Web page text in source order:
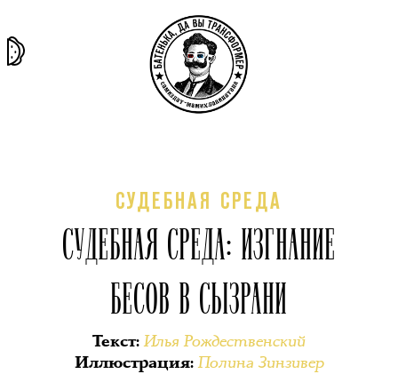
СУДЕБНАЯ СРЕДА
СУДЕБНАЯ СРЕДА: ИЗГНАНИЕ
БЕСОВ В СЫЗРАНИ
Текст:Илья Рождественский
Иллюстрация:Полина Зинзивер